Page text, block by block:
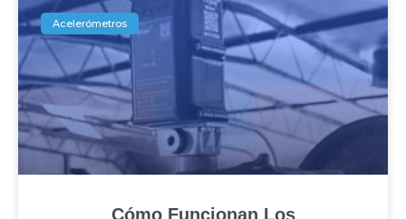
Acelerómetros
Cómo Funcionan Los